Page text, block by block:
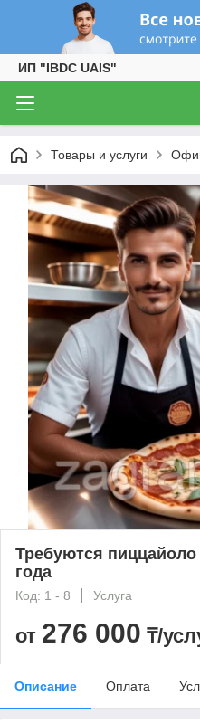
ИП "IBDC UAIS"
Товары и услуги
Требуются пиццайоло
года
Код: 1 - 8 Услуга
от 276 000 ₸/
Описание Оплата